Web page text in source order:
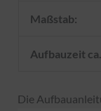
Maßstab:
Aufbauzeit
Die